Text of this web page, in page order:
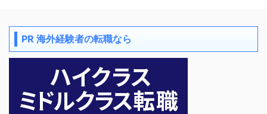
PR 海外経験者の転職なら